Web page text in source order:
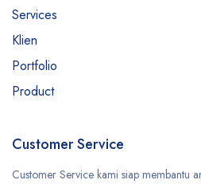
Services
Klien
Portfolio
Product
Customer Service
Customer Service kami siap membantu